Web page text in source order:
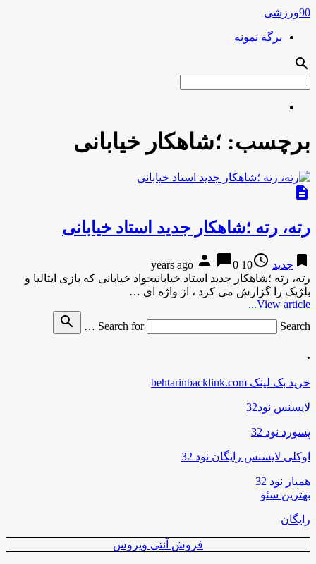
90ورزشی
برگه نمونه
search
برچسب: ؛شاهکار خیابانی
description
رته، رته ؛شاهکار جدید استاد خیابانی
bookmark جدید access_time
10 years ago
person chat_bubble0
رته، رته ؛شاهکار جدید استاد خیابانیجواد خیابانی که بازی ایتالیا و
بلژیک را گزارش می کرد ، از واژه ای …
View article...
Search for
Search …
search
.
خرید بک لینک behtarinbacklink.com
لایسنس نود32
پسورد نود 32
اوکلی لایسنس رایگان نود 32
همیار نود 32
بهترین سئو
رایگان
فروش آنتی ویروس